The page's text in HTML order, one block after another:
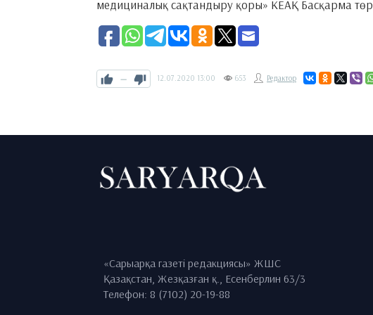
медициналық сақтандыру қоры» КЕАҚ Басқарма
— 12.07.2020 13:00 653 Редактор
«Сарыарқа газеті редакциясы» ЖШС
Қазақстан, Жезқазған қ., Есенберлин 63/3
Телефон: 8 (7102) 20-19-88